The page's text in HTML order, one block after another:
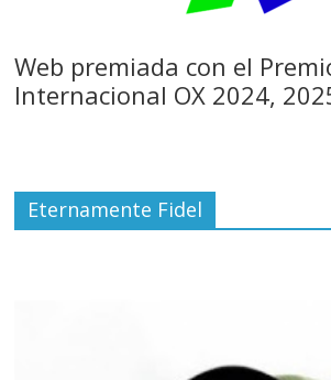
Web premiada con el
Internacional OX 2024,
Eternamente Fidel